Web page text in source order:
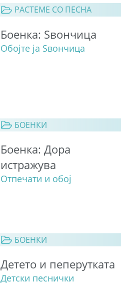
РАСТЕМЕ СО ПЕСНА
Боенка: Ѕвончица
Обојте ја Ѕвончица
БОЕНКИ
Боенка: Дора
истражува
Отпечати и обој
БОЕНКИ
Детето и пеперутката
Детски песнички